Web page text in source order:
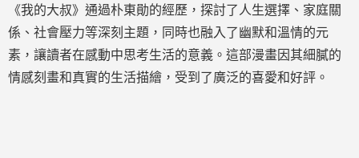
《我的大叔》通過朴東勛的經歷，探討了人生選擇、家庭關
係、社會壓力等深刻主題，同時也融入了幽默和溫情的元
素，讓讀者在感動中思考生活的意義。這部漫畫因其細膩的
情感刻畫和真實的生活描繪，受到了廣泛的喜愛和好評。